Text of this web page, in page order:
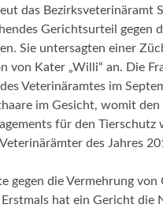
das Bezirksveterinäramt
Gerichtsurteil gegen
Sie untersagten einer
Kater „Willi“ an. Die
Veterinäramtes im
im Gesicht, womit
für den Tierschutz
des Jahres
gegen die Vermehrung
hat ein Gericht die